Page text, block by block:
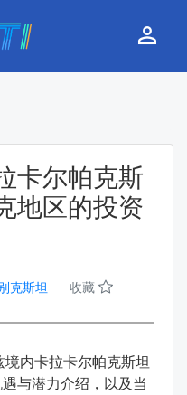
person_outline
卡尔帕克斯
地区的投资
克斯坦
收藏
内卡拉卡尔帕克斯坦
与潜力介绍，以及当